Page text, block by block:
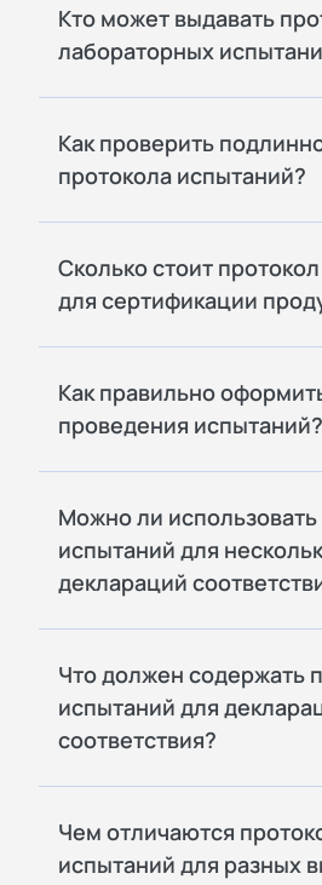
Кто может выдавать
лабораторных
Как проверить
протокола испытаний?
Сколько стоит
для сертификации
Как правильно
проведения испытаний?
Можно ли использовать
испытаний для
деклараций
Что должен содержать
испытаний для
соответствия?
Чем отличаются
испытаний для разных